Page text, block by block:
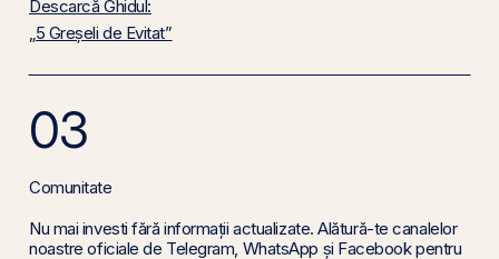
Descarcă Ghidul:
„5 Greșeli de Evitat”
03
Comunitate
Nu mai investi fără informații actualizate. Alătură-te canalelor
noastre oficiale de Telegram, WhatsApp și Facebook pentru